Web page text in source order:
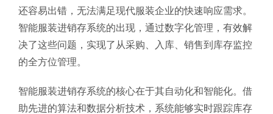
还容易出错，无法满足现代服装企业的快速响应需求。
智能服装进销存系统的出现，通过数字化管理，有效解
决了这些问题，实现了从采购、入库、销售到库存监控
的全方位管理。
智能服装进销存系统的核心在于其自动化和智能化。借
助先进的算法和数据分析技术，系统能够实时跟踪库存